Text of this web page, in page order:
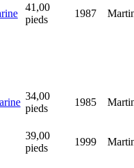
41,00
pieds
1987
34,00
pieds
1985
39,00
pieds
1999